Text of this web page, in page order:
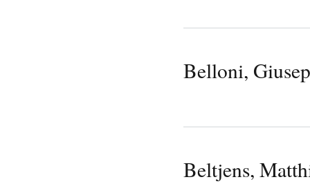
Belloni,
Beltjens,